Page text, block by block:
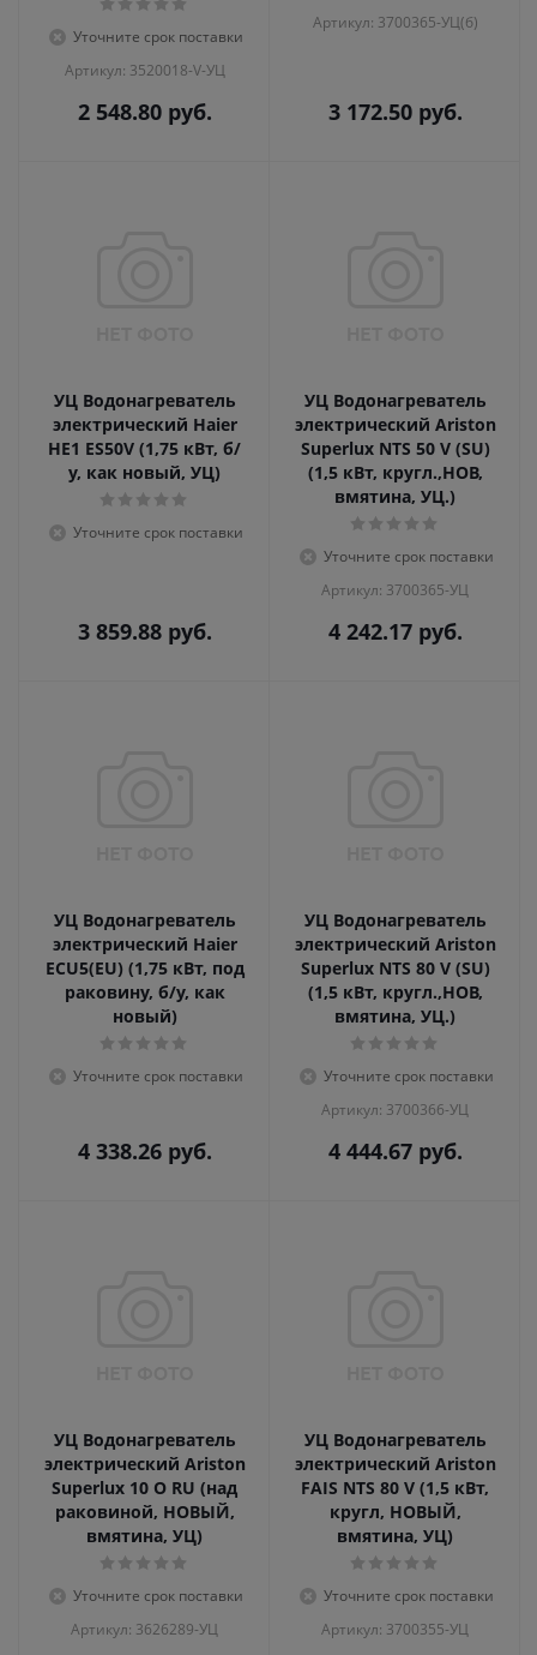
Уточните срок поставки
Артикул: 3520018-V-УЦ
2 548.80руб.
Артикул: 3700365-УЦ(б)
3 172.50руб.
УЦ Водонагреватель
электрический Haier
HE1 ES50V (1,75 кВт, б/
у, как новый, УЦ)
Уточните срок поставки
3 859.88руб.
УЦ Водонагреватель
электрический Ariston
Superlux NTS 50 V (SU)
(1,5 кВт, кругл.,НОВ,
вмятина, УЦ.)
Уточните срок поставки
Артикул: 3700365-УЦ
4 242.17руб.
УЦ Водонагреватель
электрический Haier
ECU5(EU) (1,75 кВт, под
раковину, б/у, как
новый)
Уточните срок поставки
4 338.26руб.
УЦ Водонагреватель
электрический Ariston
Superlux NTS 80 V (SU)
(1,5 кВт, кругл.,НОВ,
вмятина, УЦ.)
Уточните срок поставки
Артикул: 3700366-УЦ
4 444.67руб.
УЦ Водонагреватель
электрический Ariston
Superlux 10 O RU (над
раковиной, НОВЫЙ,
вмятина, УЦ)
Уточните срок поставки
Артикул: 3626289-УЦ
УЦ Водонагреватель
электрический Ariston
FAIS NTS 80 V (1,5 кВт,
кругл, НОВЫЙ,
вмятина, УЦ)
Уточните срок поставки
Артикул: 3700355-УЦ